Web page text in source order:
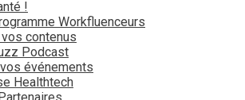
!
Workfluenceurs
vos contenus
Podcast
événements
Healthtech